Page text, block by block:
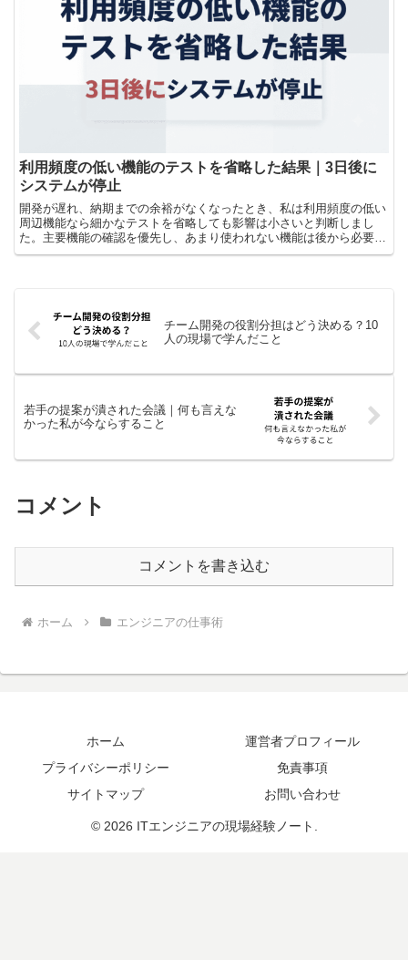
利用頻度の低い機能のテストを省略した結果｜3日後に
システムが停止
開発が遅れ、納期までの余裕がなくなったとき、私は利用頻度の低い
周辺機能なら細かなテストを省略しても影響は小さいと判断しまし
た。主要機能の確認を優先し、あまり使われない機能は後から必要に
応じて直せばよい。そう考えていたのですが、3日後の負荷試...
チーム開発の役割分担はどう決める？10
人の現場で学んだこと
若手の提案が潰された会議｜何も言えな
かった私が今ならすること
コメント
コメントを書き込む
ホーム エンジニアの仕事術
ホーム
運営者プロフィール
プライバシーポリシー
免責事項
サイトマップ
お問い合わせ
© 2026 ITエンジニアの現場経験ノート.